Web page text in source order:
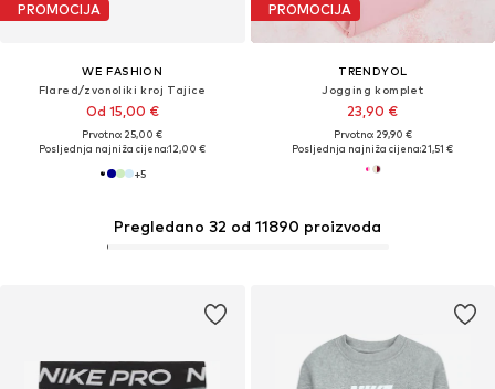
PROMOCIJA
WE FASHION
Flared/zvonoliki kroj Tajice
Od 15,00 €
Prvotno: 25,00 €
Posljednja najniža cijena:12,00 €
+5
PROMOCIJA
TRENDYOL
Jogging komplet
23,90 €
Prvotno: 29,90 €
Posljednja najniža cijena:21,51 €
Pregledano 32 od 11890 proizvoda